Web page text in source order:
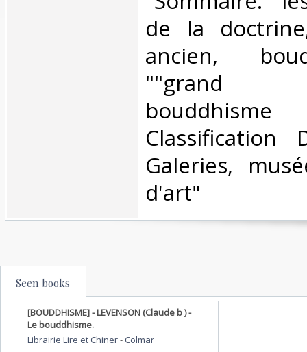
de la
ancien,
""grand
Classification
Galeries,
d'art"‎
Seen books
[BOUDDHISME] - LEVENSON (Claude b ) -
Le bouddhisme.
Librairie Lire et Chiner- Colmar